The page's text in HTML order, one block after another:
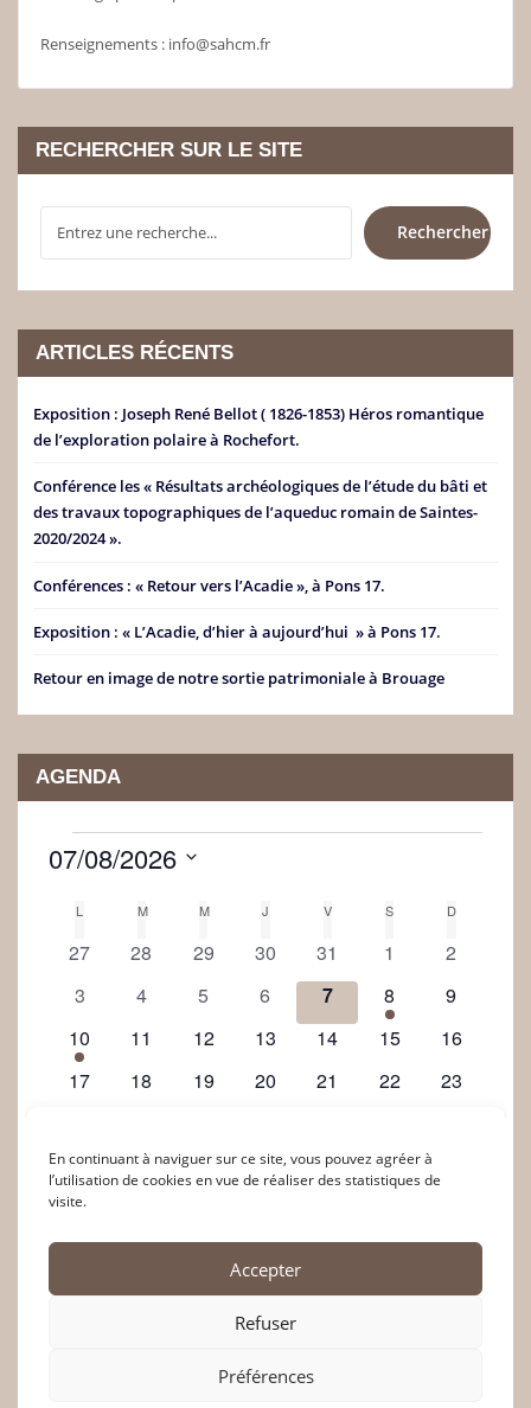
Renseignements : info@sahcm.fr
RECHERCHER SUR LE SITE
RECHERCHER
Rechercher
ARTICLES RÉCENTS
Exposition : Joseph René Bellot ( 1826-1853) Héros romantique
de l’exploration polaire à Rochefort.
Conférence les « Résultats archéologiques de l’étude du bâti et
des travaux topographiques de l’aqueduc romain de Saintes-
2020/2024 ».
Conférences : « Retour vers l’Acadie », à Pons 17.
Exposition : « L’Acadie, d’hier à aujourd’hui » à Pons 17.
Retour en image de notre sortie patrimoniale à Brouage
AGENDA